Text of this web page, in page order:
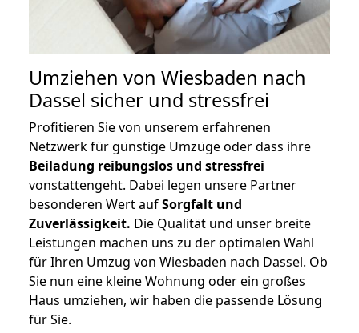
Umziehen von Wiesbaden nach
Dassel sicher und stressfrei
Profitieren Sie von unserem erfahrenen
Netzwerk für günstige Umzüge oder dass ihre
Beiladung reibungslos und stressfrei
vonstattengeht. Dabei legen unsere Partner
besonderen Wert aufSorgfalt und
Zuverlässigkeit. Die Qualität und unser breite
Leistungen machen uns zu der optimalen Wahl
für Ihren Umzug von Wiesbaden nach Dassel. Ob
Sie nun eine kleine Wohnung oder ein großes
Haus umziehen, wir haben die passende Lösung
für Sie.